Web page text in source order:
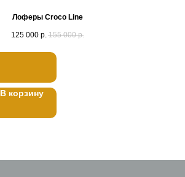
Лоферы Croco Line
125 000 р. 155 000 р.
В корзину